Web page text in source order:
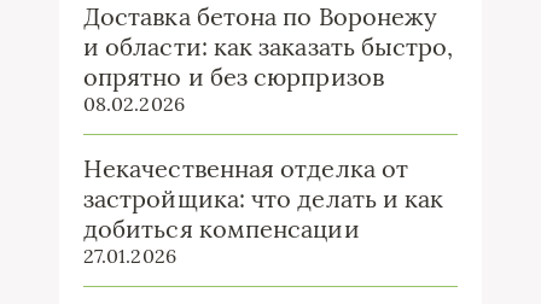
Доставка бетона по Воронежу
и области: как заказать быстро,
опрятно и без сюрпризов
08.02.2026
Некачественная отделка от
застройщика: что делать и как
добиться компенсации
27.01.2026